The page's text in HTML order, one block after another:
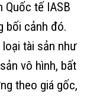
Quốc tế IASB
bối cảnh đó.
loại tài sản như
vô hình, bất
theo giá gốc,